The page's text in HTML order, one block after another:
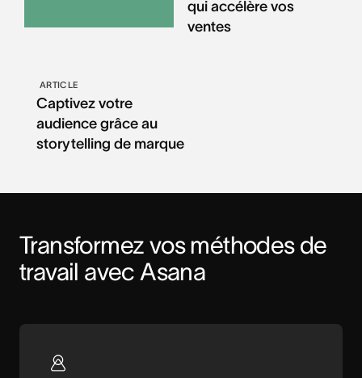
qui accélère vos
ventes
ARTICLE
Captivez votre
audience grâce au
storytelling de marque
Transformez vos méthodes de
travail avec Asana